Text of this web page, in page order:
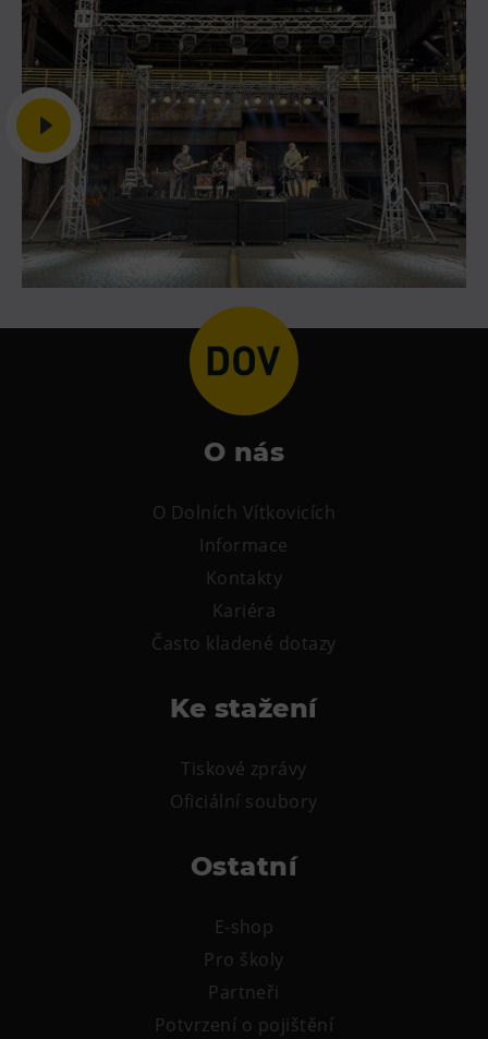
O nás
O Dolních Vítkovicích
Informace
Kontakty
Kariéra
Často kladené dotazy
Ke stažení
Tiskové zprávy
Oficiální soubory
Ostatní
E-shop
Pro školy
Partneři
Potvrzení o pojištění